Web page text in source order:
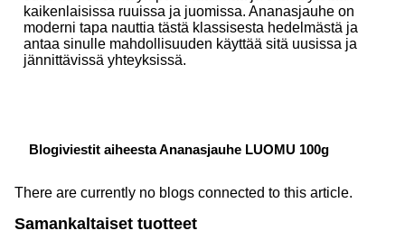
kaikenlaisissa ruuissa ja juomissa. Ananasjauhe on
moderni tapa nauttia tästä klassisesta hedelmästä ja
antaa sinulle mahdollisuuden käyttää sitä uusissa ja
jännittävissä yhteyksissä.
Blogiviestit aiheesta Ananasjauhe LUOMU 100g
There are currently no blogs connected to this article.
Samankaltaiset tuotteet